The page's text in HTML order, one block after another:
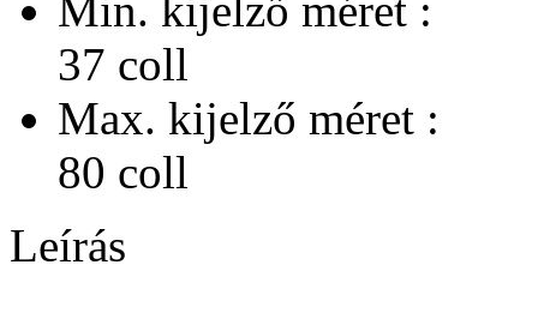
37 coll
Max. kijelző méret :
80 coll
Leírás